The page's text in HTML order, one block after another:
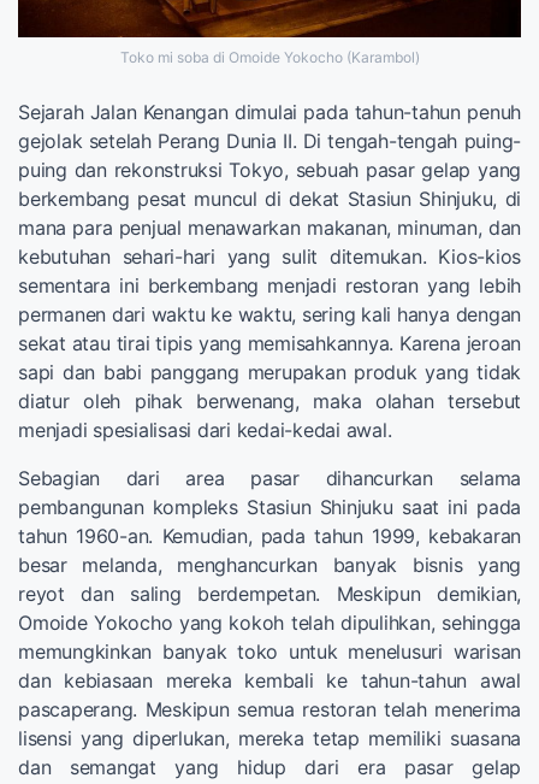
Toko mi soba di Omoide Yokocho (Karambol)
Sejarah Jalan Kenangan dimulai pada tahun-tahun penuh
gejolak setelah Perang Dunia II. Di tengah-tengah puing-
puing dan rekonstruksi Tokyo, sebuah pasar gelap yang
berkembang pesat muncul di dekat Stasiun Shinjuku, di
mana para penjual menawarkan makanan, minuman, dan
kebutuhan sehari-hari yang sulit ditemukan. Kios-kios
sementara ini berkembang menjadi restoran yang lebih
permanen dari waktu ke waktu, sering kali hanya dengan
sekat atau tirai tipis yang memisahkannya. Karena jeroan
sapi dan babi panggang merupakan produk yang tidak
diatur oleh pihak berwenang, maka olahan tersebut
menjadi spesialisasi dari kedai-kedai awal.
Sebagian dari area pasar dihancurkan selama
pembangunan kompleks Stasiun Shinjuku saat ini pada
tahun 1960-an. Kemudian, pada tahun 1999, kebakaran
besar melanda, menghancurkan banyak bisnis yang
reyot dan saling berdempetan. Meskipun demikian,
Omoide Yokocho yang kokoh telah dipulihkan, sehingga
memungkinkan banyak toko untuk menelusuri warisan
dan kebiasaan mereka kembali ke tahun-tahun awal
pascaperang. Meskipun semua restoran telah menerima
lisensi yang diperlukan, mereka tetap memiliki suasana
dan semangat yang hidup dari era pasar gelap